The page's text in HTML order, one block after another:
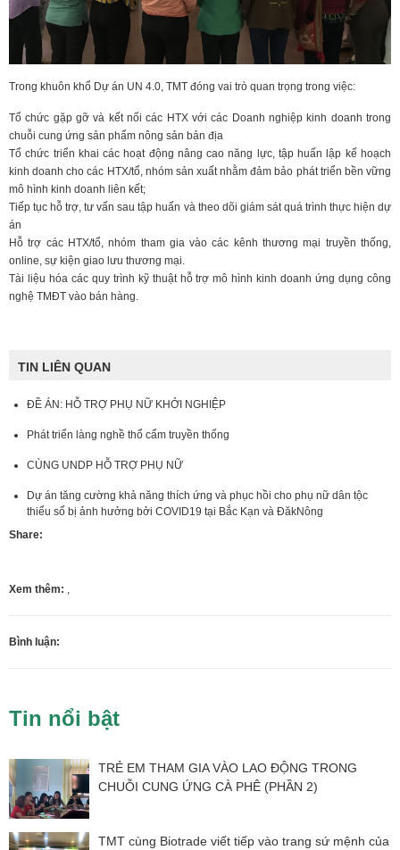
Trong khuôn khổ Dự án UN 4.0, TMT đóng vai trò quan trọng trong việc:
Tổ chức gặp gỡ và kết nối các HTX với các Doanh nghiệp kinh doanh trong
chuỗi cung ứng sản phẩm nông sản bản địa
Tổ chức triển khai các hoạt động nâng cao năng lực, tập huấn lập kế hoạch
kinh doanh cho các HTX/tổ, nhóm sản xuất nhằm đảm bảo phát triển bền vững
mô hình kinh doanh liên kết;
Tiếp tục hỗ trợ, tư vấn sau tập huấn và theo dõi giám sát quá trình thực hiện dự
án
Hỗ trợ các HTX/tổ, nhóm tham gia vào các kênh thương mại truyền thống,
online, sự kiện giao lưu thương mại.
Tài liệu hóa các quy trình kỹ thuật hỗ trợ mô hình kinh doanh ứng dụng công
nghệ TMĐT vào bán hàng.
TIN LIÊN QUAN
ĐỀ ÁN: HỖ TRỢ PHỤ NỮ KHỞI NGHIỆP
Phát triển làng nghề thổ cẩm truyền thống
CÙNG UNDP HỖ TRỢ PHỤ NỮ
Dự án tăng cường khả năng thích ứng và phục hồi cho phụ nữ dân tộc
thiểu số bị ảnh hưởng bởi COVID19 tại Bắc Kạn và ĐăkNông
Share:
Xem thêm:
Bình luận:
Tin nổi bật
TRẺ EM THAM GIA VÀO LAO ĐỘNG TRONG
CHUỖI CUNG ỨNG CÀ PHÊ (PHẦN 2)
TMT cùng Biotrade viết tiếp vào trang sứ mệnh của